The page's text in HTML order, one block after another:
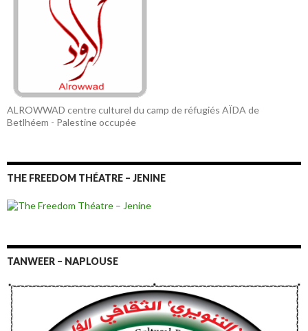
ALROWWAD centre culturel du camp de réfugiés AÏDA de
Betlhéem - Palestine occupée
THE FREEDOM THÉATRE – JENINE
TANWEER – NAPLOUSE